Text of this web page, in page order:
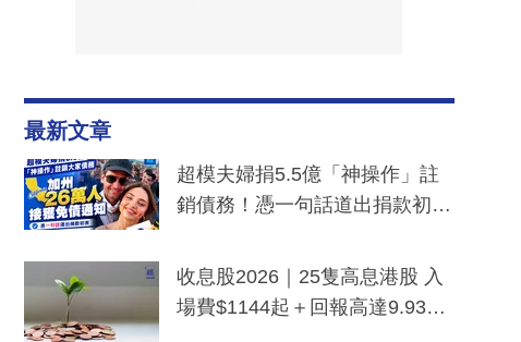
最新文章
超模夫婦捐5.5億「神操作」註
銷債務！憑一句話道出捐款初
一度被誤當詐騙手段
收息股2026｜25隻高息港股 入
場費$1144起＋回報高達9.93